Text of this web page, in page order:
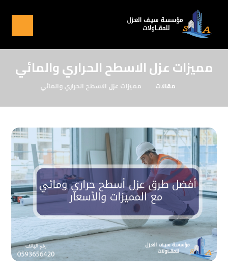
مميزات عزل الاسطح الحراري والمائي
مقالات مميزات عزل الاسطح الحراري والمائي